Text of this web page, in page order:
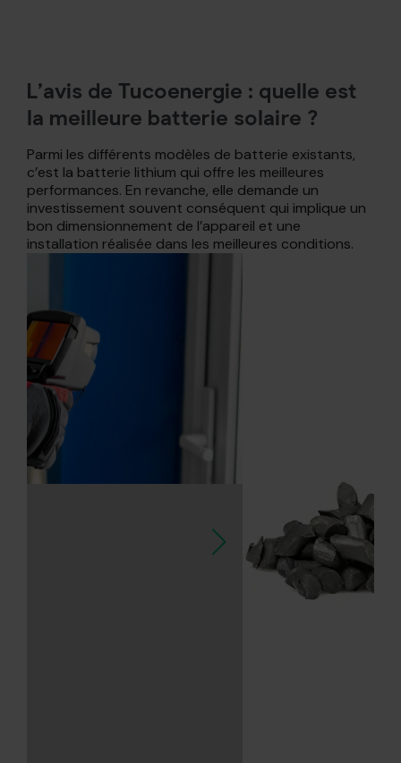
L’avis de Tucoenergie : quelle est
la meilleure batterie solaire ?
Parmi les différents modèles de batterie existants,
c’est la batterie lithium qui offre les meilleures
performances. En revanche, elle demande un
investissement souvent conséquent qui implique un
bon dimensionnement de l’appareil et une
installation réalisée dans les meilleures conditions.